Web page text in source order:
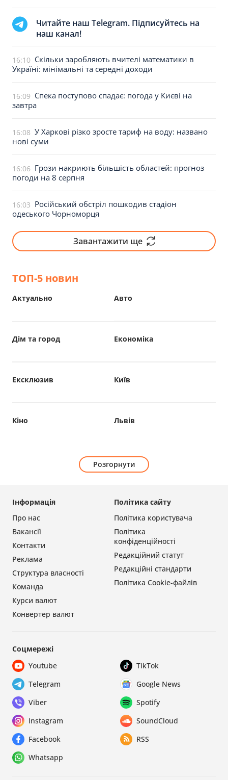
Читайте наш Telegram. Підписуйтесь на
наш канал!
16:10 Скільки заробляють вчителі математики в
Україні: мінімальні та середні доходи
16:09 Спека поступово спадає: погода у Києві на
завтра
16:08 У Харкові різко зросте тариф на воду: названо
нові суми
16:06 Грози накриють більшість областей: прогноз
погоди на 8 серпня
16:03 Російський обстріл пошкодив стадіон
одеського Чорноморця
Завантажити ще
ТОП-5 новин
Авто
Актуально
Дім та город Економіка
Ексклюзив Київ
Кіно Львів
Розгорнути
Політика сайту
Політика користувача
Політика
конфіденційності
Редакційний статут
Редакційні стандарти
Політика Cookie-файлів
Інформація
Про нас
Вакансії
Контакти
Реклама
Структура власності
Команда
Курси валют
Конвертер валют
Соцмережі
Youtube
TikTok
Telegram
Google News
Viber
Spotify
Instagram
SoundCloud
Facebook
RSS
Whatsapp